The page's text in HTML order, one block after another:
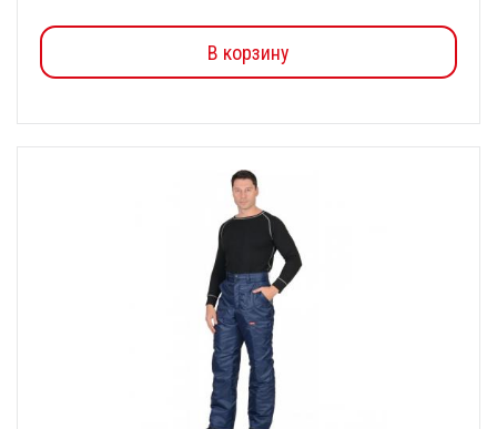
В корзину